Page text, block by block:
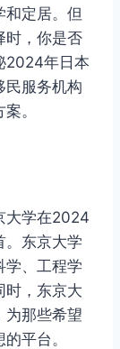
和定居。但
时，你是否
2024年日本
民服务机构
。
大学在2024
。东京大学
学、工程学
时，东京大
为那些希望
平台。